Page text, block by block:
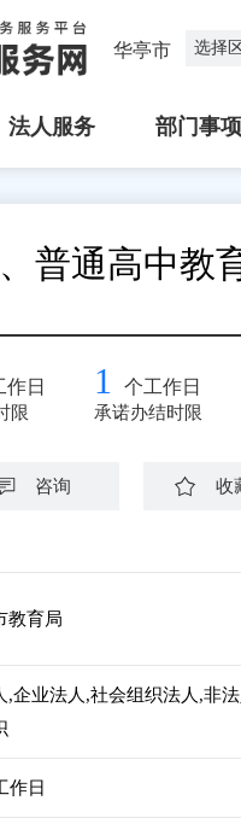
华亭市 选择
法人服务 部门事项
普通高中教
作日
限
1 个工作日
承诺办结时限
咨询 收
教育局
,企业法人,社会组织法人,非
作日